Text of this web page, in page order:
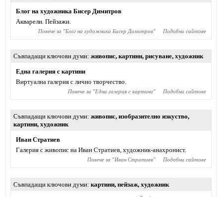
Блог на художника Бисер Димитров
Акварели. Пейзажи.
Повече за "Блог на художника Бисер Димитров" Подобни сайтове
Съвпадащи ключови думи живопис, картини, рисуване, художник
Една галерия с картини
Виртуална галерия с лично творчество.
Повече за "Една галерия с картини" Подобни сайтове
Съвпадащи ключови думи живопис, изобразително изкуство,
картини, художник
Иван Стратиев
Галерия с живопис на Иван Стратиев, художник-анахронист.
Повече за "Иван Стратиев" Подобни сайтове
Съвпадащи ключови думи картини, пейзаж, художник